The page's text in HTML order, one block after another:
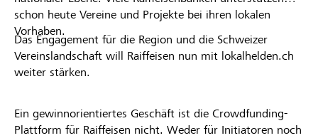
schon heute Vereine und Projekte bei ihren lokalen
Vorhaben.
Das Engagement für die Region und die Schweizer
Vereinslandschaft will Raiffeisen nun mit lokalhelden.ch
weiter stärken.
Ein gewinnorientiertes Geschäft ist die Crowdfunding-
Plattform für Raiffeisen nicht. Weder für Initiatoren noch